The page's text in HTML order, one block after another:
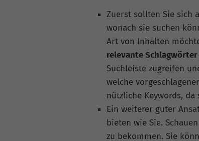
Zuerst sollten Sie sich
wonach sie suchen
Art von Inhalten
relevante
Suchleiste zugreifen
welche
nützliche Keywords,
Ein weiterer guter
bieten wie Sie.
zu bekommen. Sie